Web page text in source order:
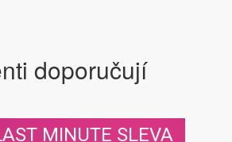
doporučují
MINUTE SLEVA